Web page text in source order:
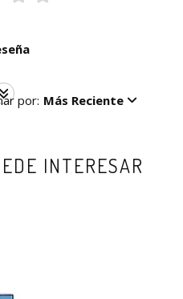
por: Más Reciente
INTERESAR